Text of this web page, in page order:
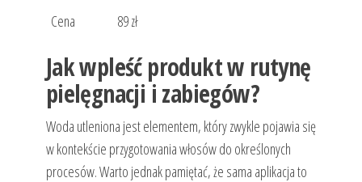
Cena
89 zł
Jak wpleść produkt w rutynę
pielęgnacji i zabiegów?
Woda utleniona jest elementem, który zwykle pojawia się
w kontekście przygotowania włosów do określonych
procesów. Warto jednak pamiętać, że sama aplikacja to